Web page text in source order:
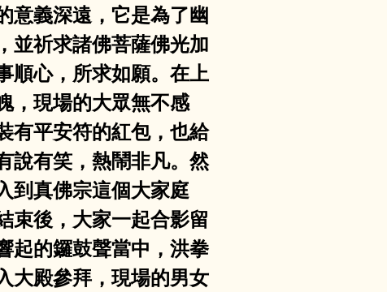
意義深遠，它是為了幽
並祈求諸佛菩薩佛光加
順心，所求如願。在上
，現場的大眾無不感
有平安符的紅包，也給
說有笑，熱鬧非凡。然
到真佛宗這個大家庭
束後，大家一起合影留
起的鑼鼓聲當中，洪拳
大殿參拜，現場的男女